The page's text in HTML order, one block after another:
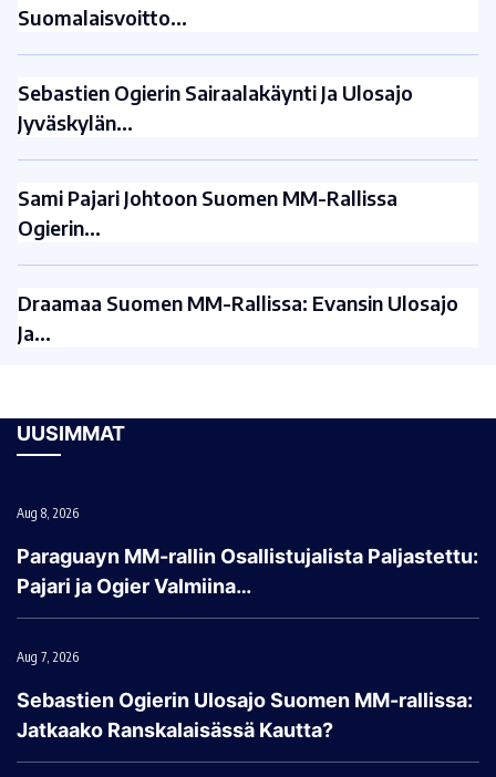
Suomalaisvoitto…
Sebastien Ogierin Sairaalakäynti Ja Ulosajo
Jyväskylän…
Sami Pajari Johtoon Suomen MM-Rallissa
Ogierin…
Draamaa Suomen MM-Rallissa: Evansin Ulosajo
Ja…
UUSIMMAT
Aug 8, 2026
Paraguayn MM-rallin Osallistujalista Paljastettu:
Pajari ja Ogier Valmiina…
Aug 7, 2026
Sebastien Ogierin Ulosajo Suomen MM-rallissa:
Jatkaako Ranskalaisässä Kautta?